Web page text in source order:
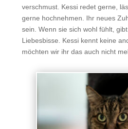
verschmust. Kessi redet gerne,
gerne hochnehmen. Ihr neues
sein. Wenn sie sich wohl fühlt,
Liebesbisse. Kessi kennt keine
möchten wir ihr das auch nicht